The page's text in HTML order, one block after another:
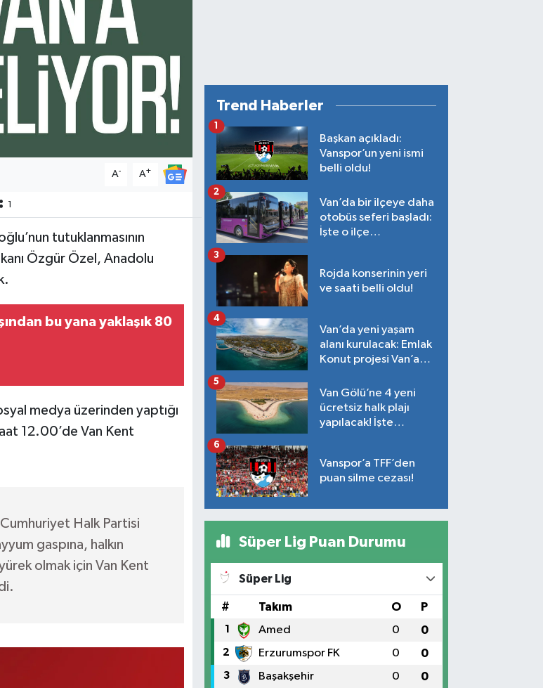
A- A+
1
tutuklanmasının
Özgür Özel, Anadolu
bu yana yaklaşık 80
medya üzerinden yaptığı
12.00’de Van Kent
Cumhuriyet Halk Partisi
gaspına, halkın
olmak için Van Kent
Trend Haberler
Başkan açıkladı:
Vanspor’un yeni ismi
belli oldu!
1
Van’da bir ilçeye daha
otobüs seferi başladı:
İşte o ilçe…
2
Rojda konserinin yeri
ve saati belli oldu!
3
Van’da yeni yaşam
alanı kurulacak: Emlak
Konut projesi Van’a
4
Van Gölü’ne 4 yeni
ücretsiz halk plajı
yapılacak! İşte
5
Vanspor’a TFF’den
puan silme cezası!
6
Süper Lig Puan Durumu
Süper Lig
# Takım O P
1 Amed 0 0
2 Erzurumspor FK 0 0
3 Başakşehir 0 0